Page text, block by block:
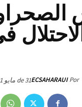
201 : الجيش
Por
ECSAHARAUI31 de مايو de 2021